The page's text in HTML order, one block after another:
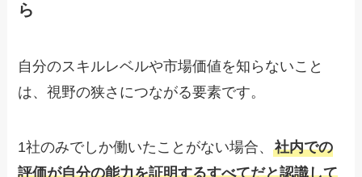
ら
自分のスキルレベルや市場価値を知らないこと
は、視野の狭さにつながる要素です。
1社のみでしか働いたことがない場合、社内での
評価が自分の能力を証明するすべてだと認識して